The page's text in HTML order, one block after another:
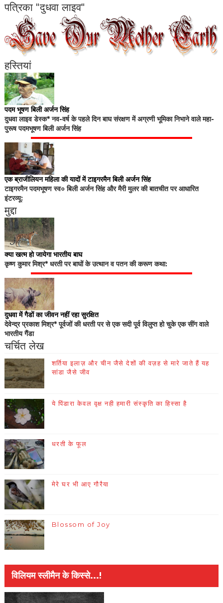
पत्रिका "दुधवा लाइव"
हस्तियां
पदम भूषण बिली अर्जन सिंह
दुधवा लाइव डेस्क* नव-वर्ष के पहले दिन बाघ संरक्षण में अग्रणी भूमिका निभाने वाले महा-
पुरूष पदमभूषण बिली अर्जन सिंह
एक ब्राजीलियन महिला की यादों में टाइगरमैन बिली अर्जन सिंह
टाइगरमैन पदमभूषण स्व० बिली अर्जन सिंह और मैरी मुलर की बातचीत पर आधारित
इंटरव्यू:
मुद्दा
क्या खत्म हो जायेगा भारतीय बाघ
कृष्ण कुमार मिश्र* धरती पर बाघों के उत्थान व पतन की करूण कथा:
दुधवा में गैडों का जीवन नहीं रहा सुरक्षित
देवेन्द्र प्रकाश मिश्र* पूर्वजों की धरती पर से एक सदी पूर्व विलुप्त हो चुके एक सींग वाले
भारतीय गैंडा
चर्चित लेख
शर्तिया इलाज़ और चीन जैसे देशों की वज़ह से मारे जाते हैं यह
सांडा जैसे जीव
ये पिंडारा केवल वृक्ष नही हमारी संस्कृति का हिस्सा है
धरती के फूल
मेरे घर भी आए गौरैया
Blossom of Joy
विलियम स्लीमैन के किस्से...!